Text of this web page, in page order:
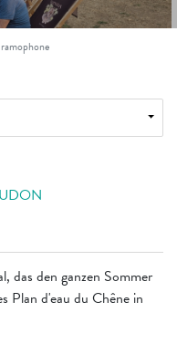
das den ganzen Sommer
Plan d'eau du Chêne in